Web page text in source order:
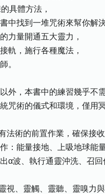
具體方法，
找到一堆咒術來幫你解決
量開通五大靈力，
，施行各種魔法，
。
，本書中的練習幾乎不需
術的儀式和環境，僅用冥
術的前置作業，確保接收
能量接地、上吸地球能量
α波、執行通靈沖洗、召
、靈觸、靈聽、靈嗅力與